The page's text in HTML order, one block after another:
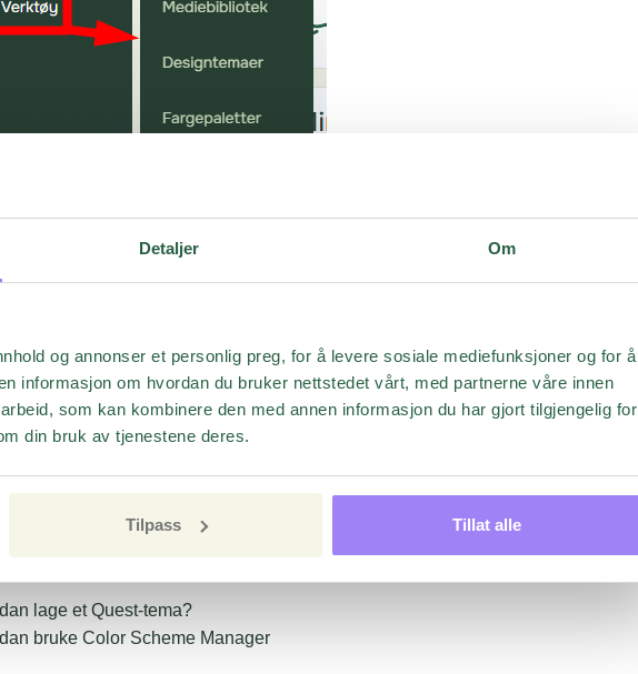
Detaljer Om
og annonser et personlig preg, for å levere sosiale mediefunksjoner og for å
informasjon om hvordan du bruker nettstedet vårt, med partnerne våre innen
som kan kombinere den med annen informasjon du har gjort tilgjengelig for
din bruk av tjenestene deres.
Tilpass Tillat alle
kontakt vår Support eller din kontaktperson for å aktivere tjenesten.
generere merkevaretilpassede temaer
lage et Quest-tema?
bruke Color Scheme Manager